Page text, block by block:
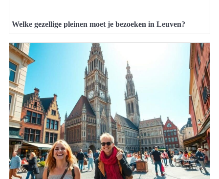
Welke gezellige pleinen moet je bezoeken in Leuven?